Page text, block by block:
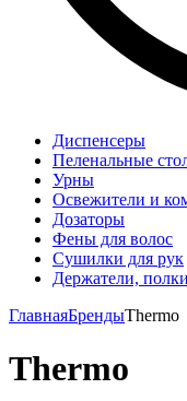
Диспенсеры
Пеленальные
Урны
Освежители и
Дозаторы
Фены для волос
Сушилки для рук
Держатели,
ГлавнаяБрендыThermo
Thermo